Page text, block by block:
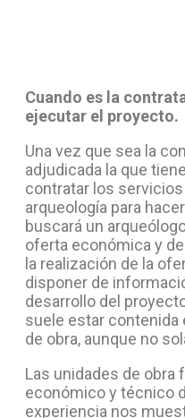
Cuando es la
ejecutar el proyecto.
Una vez que sea la
adjudicada la que
contratar los
arqueología para
buscará un
oferta económica y
la realización de la
disponer de
desarrollo del
suele estar contenida
de obra, aunque no
Las unidades de obra
económico y técnico
experiencia nos